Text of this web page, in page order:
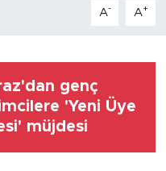
A- A+
genç
'Yeni Üye
müjdesi